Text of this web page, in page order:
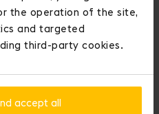
the operation of the site,
and targeted
third-party cookies.
accept all